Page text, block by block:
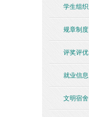
学生组织
规章制度
评奖评优
就业信息
文明宿舍